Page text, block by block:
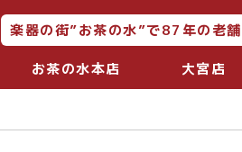
楽器の街”お茶の水”で87年の老
お茶の水本店 大宮店